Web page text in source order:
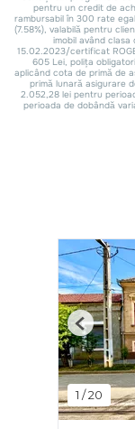
1 /20
Previous